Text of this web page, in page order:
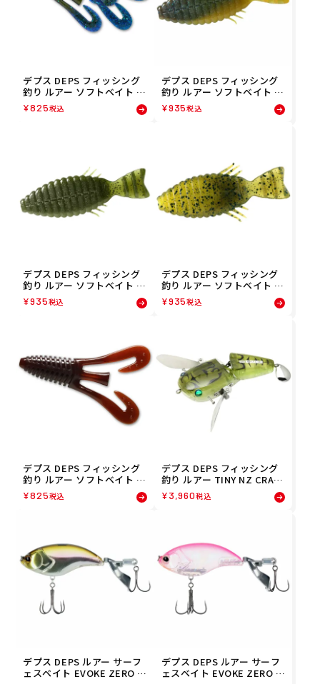
デプス DEPS フィッシング
釣り ルアー ソフトベイト B
ARBUTE 3.5 バルビュータ
3.5 #122オキチョビクロー 0
¥825税込
デプス DEPS フィッシング
釣り ルアー ソフトベイト B
ULLFLAT 3 ブルフラット 3
#18ブルーマロン 45445656
¥935税込
デプス DEPS フィッシング
釣り ルアー ソフトベイト B
ULLFLAT3.8 ブルフラット3.
8 #02ウォーターメロンシー
¥935税込
デプス DEPS フィッシング
釣り ルアー ソフトベイト B
ULLFLAT 3 ブルフラット 3
#52グリーンパンプキン・チ
¥935税込
デプス DEPS フィッシング
釣り ルアー ソフトベイト B
ARBUTE 3.5 バルビュータ
3.5 #28スカッパノン 0123-3
¥825税込
デプス DEPS フィッシング
釣り ルアー TINY NZ CRAW
LER タイニー NZ クローラ
ー #14ミンミンゼミ 0097-0
¥3,960税込
デプス DEPS ルアー サーフ
ェスベイト EVOKE ZERO 1
デプス DEPS ルアー サーフ
ェスベイト EVOKE ZERO 1